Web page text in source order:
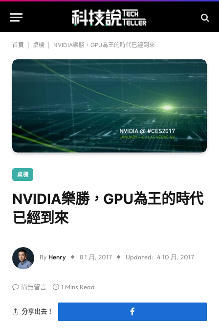
首頁 桌機 NVIDIA樂勝，GPU為王的時代已經到來
桌機
NVIDIA樂勝，GPU為王的時代
已經到來
By Henry 8 1 月, 2017 Updated: 4 10 月, 2017
尚無留言 1 Mins Read
分享出去！